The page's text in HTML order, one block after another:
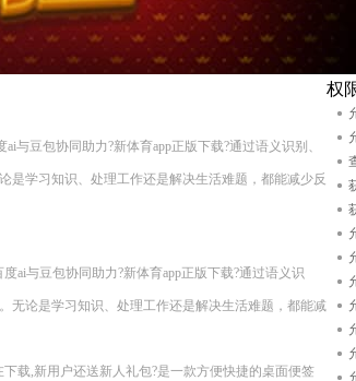
与豆包协同助力?新体育app正版下载?通过语义识别、
是学习知识、处理工作还是解决生活难题，都能减少反
ai与豆包协同助力?新体育app正版下载?通过语义识
无论是学习知识、处理工作还是解决生活难题，都能减
下载,新用户还送新人礼包?是一款方便快捷的桌面便签
权